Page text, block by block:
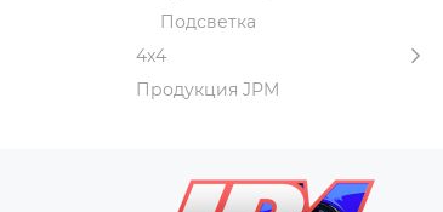
Подсветка
4x4
Продукция JPM